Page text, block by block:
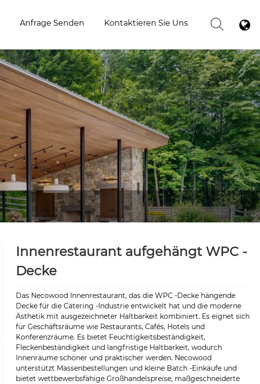
Anfrage Senden Kontaktieren Sie Uns
Innenrestaurant aufgehängt WPC -
Decke
Das Necowood Innenrestaurant, das die WPC -Decke hängende
Decke für die Catering -Industrie entwickelt hat und die moderne
Ästhetik mit ausgezeichneter Haltbarkeit kombiniert. Es eignet sich
für Geschäftsräume wie Restaurants, Cafés, Hotels und
Konferenzräume. Es bietet Feuchtigkeitsbeständigkeit,
Fleckenbeständigkeit und langfristige Haltbarkeit, wodurch
Innenräume schöner und praktischer werden. Necowood
unterstützt Massenbestellungen und kleine Batch -Einkäufe und
bietet wettbewerbsfähige Großhandelspreise, maßgeschneiderte